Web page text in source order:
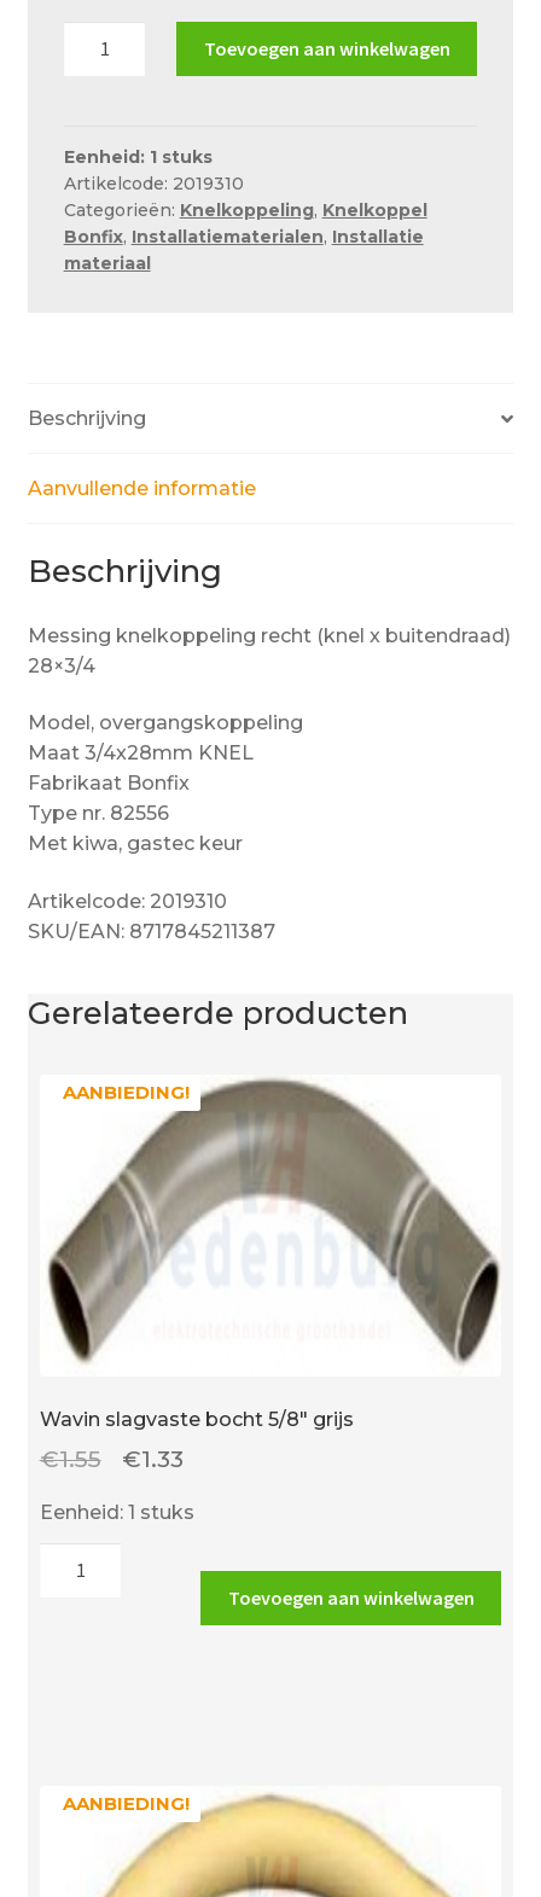
Winkel
Winkelmand
82556
aantal
Toevoegen aan winkelwagen
Eenheid: 1 stuks
Artikelcode: 2019310
Categorieën: Knelkoppeling, Knelkoppel
Bonfix, Installatiematerialen, Installatie
materiaal
Beschrijving
Aanvullende informatie
Beschrijving
Messing knelkoppeling recht (knel x buitendraad)
28×3/4
Model, overgangskoppeling
Maat 3/4x28mm KNEL
Fabrikaat Bonfix
Type nr. 82556
Met kiwa, gastec keur
Artikelcode: 2019310
SKU/EAN: 8717845211387
Gerelateerde producten
AANBIEDING!
Wavin slagvaste bocht 5/8″ grijs
AANBIEDING!
€1.55
Oorspronkelijke
€1.33Huidige
€1.33.
Eenheid: 1 stuks
Toevoegen aan winkelwagen
AANBIEDING!
AANBIEDING!